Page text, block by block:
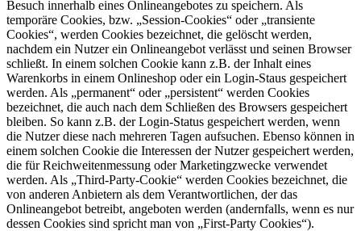
Besuch innerhalb eines Onlineangebotes zu speichern. Als
temporäre Cookies, bzw. „Session-Cookies“ oder „transiente
Cookies“, werden Cookies bezeichnet, die gelöscht werden,
nachdem ein Nutzer ein Onlineangebot verlässt und seinen Browser
schließt. In einem solchen Cookie kann z.B. der Inhalt eines
Warenkorbs in einem Onlineshop oder ein Login-Staus gespeichert
werden. Als „permanent“ oder „persistent“ werden Cookies
bezeichnet, die auch nach dem Schließen des Browsers gespeichert
bleiben. So kann z.B. der Login-Status gespeichert werden, wenn
die Nutzer diese nach mehreren Tagen aufsuchen. Ebenso können in
einem solchen Cookie die Interessen der Nutzer gespeichert werden,
die für Reichweitenmessung oder Marketingzwecke verwendet
werden. Als „Third-Party-Cookie“ werden Cookies bezeichnet, die
von anderen Anbietern als dem Verantwortlichen, der das
Onlineangebot betreibt, angeboten werden (andernfalls, wenn es nur
dessen Cookies sind spricht man von „First-Party Cookies“).